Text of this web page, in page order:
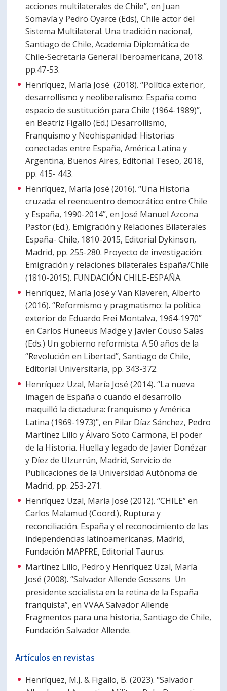
acciones multilaterales de Chile”, en Juan
Somavía y Pedro Oyarce (Eds), Chile actor del
Sistema Multilateral. Una tradición nacional,
Santiago de Chile, Academia Diplomática de
Chile-Secretaria General Iberoamericana, 2018.
pp.47-53.
Henríquez, María José (2018). “Política exterior,
desarrollismo y neoliberalismo: España como
espacio de sustitución para Chile (1964-1989)”,
en Beatriz Figallo (Ed.) Desarrollismo,
Franquismo y Neohispanidad: Historias
conectadas entre España, América Latina y
Argentina, Buenos Aires, Editorial Teseo, 2018,
pp. 415- 443.
Henríquez, María José (2016). “Una Historia
cruzada: el reencuentro democrático entre Chile
y España, 1990-2014”, en José Manuel Azcona
Pastor (Ed.), Emigración y Relaciones Bilaterales
España- Chile, 1810-2015, Editorial Dykinson,
Madrid, pp. 255-280. Proyecto de investigación:
Emigración y relaciones bilaterales España/Chile
(1810-2015). FUNDACIÓN CHILE-ESPAÑA.
Henríquez, María José y Van Klaveren, Alberto
(2016). “Reformismo y pragmatismo: la política
exterior de Eduardo Frei Montalva, 1964-1970”
en Carlos Huneeus Madge y Javier Couso Salas
(Eds.) Un gobierno reformista. A 50 años de la
“Revolución en Libertad”, Santiago de Chile,
Editorial Universitaria, pp. 343-372.
Henríquez Uzal, María José (2014). “La nueva
imagen de España o cuando el desarrollo
maquilló la dictadura: franquismo y América
Latina (1969-1973)", en Pilar Díaz Sánchez, Pedro
Martínez Lillo y Álvaro Soto Carmona, El poder
de la Historia. Huella y legado de Javier Donézar
y Díez de Ulzurrún, Madrid, Servicio de
Publicaciones de la Universidad Autónoma de
Madrid, pp. 253-271.
Henríquez Uzal, María José (2012). “CHILE” en
Carlos Malamud (Coord.), Ruptura y
reconciliación. España y el reconocimiento de las
independencias latinoamericanas, Madrid,
Fundación MAPFRE, Editorial Taurus.
Martínez Lillo, Pedro y Henríquez Uzal, María
José (2008). “Salvador Allende Gossens Un
presidente socialista en la retina de la España
franquista”, en VVAA Salvador Allende
Fragmentos para una historia, Santiago de Chile,
Fundación Salvador Allende.
Artículos en revistas
Henríquez, M.J. & Figallo, B. (2023). "Salvador